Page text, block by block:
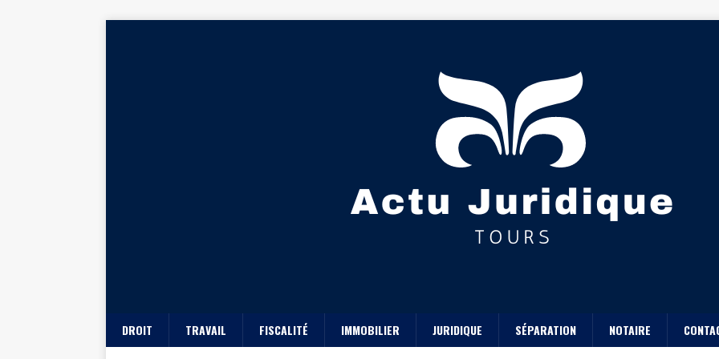
DROIT TRAVAIL FISCALITÉ IMMOBILIER JURIDIQUE SÉPARATION NOTAIRE